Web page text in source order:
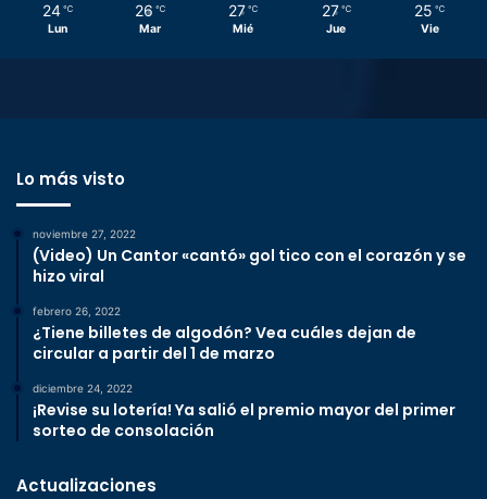
24 ℃
Lun
26 ℃
Mar
27 ℃
Mié
27 ℃
Jue
25 ℃
Vie
Lo más visto
noviembre 27, 2022
(Video) Un Cantor «cantó» gol tico con el corazón y se
hizo viral
febrero 26, 2022
¿Tiene billetes de algodón? Vea cuáles dejan de
circular a partir del 1 de marzo
diciembre 24, 2022
¡Revise su lotería! Ya salió el premio mayor del primer
sorteo de consolación
Actualizaciones